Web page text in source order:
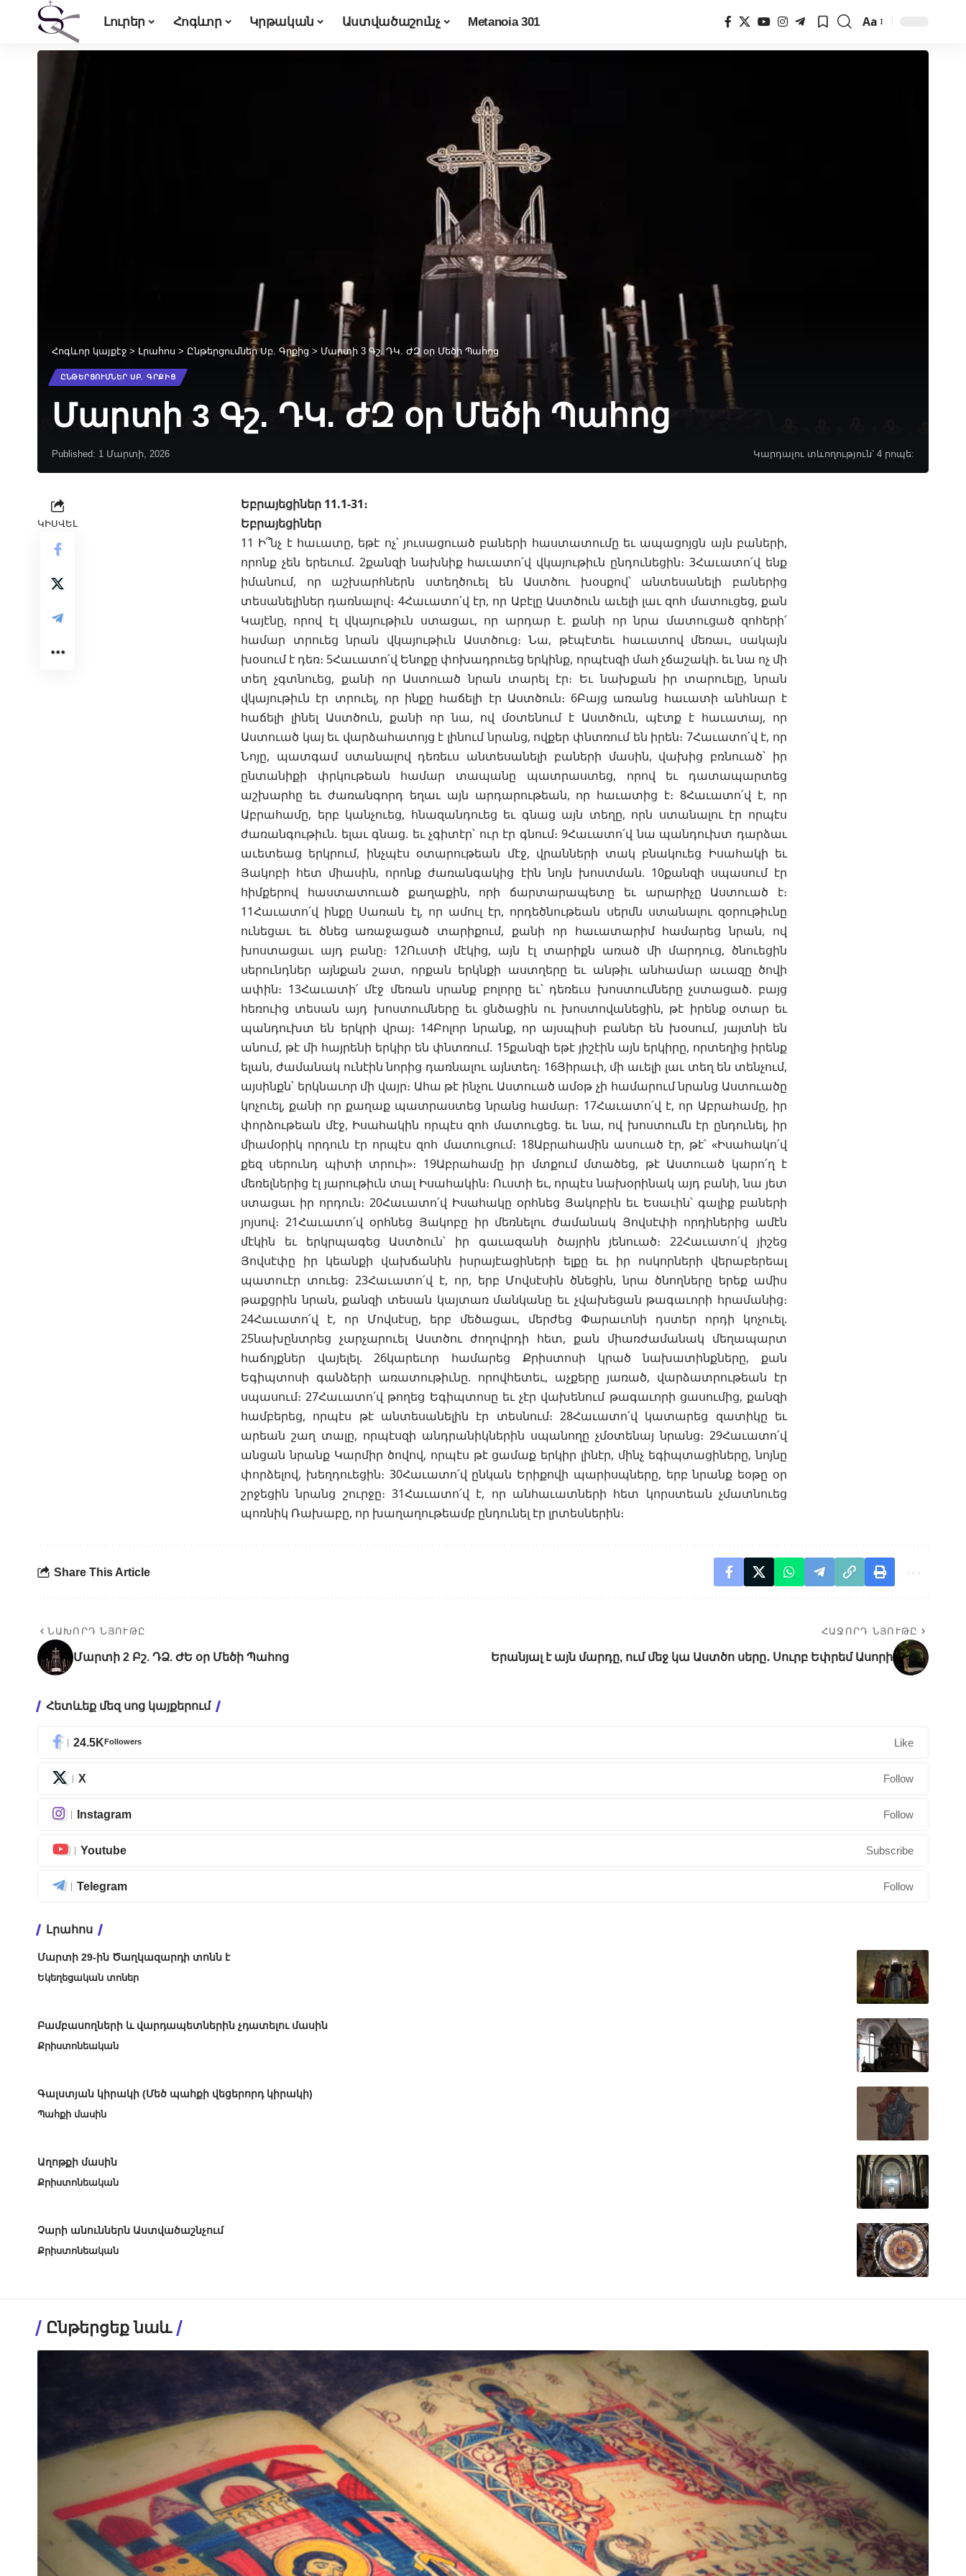
Լուրեր Հոգևոր Կրթական Աստվածաշունչ Metanoia 301
Font
Resizer
Aa
Հոգևոր կայքէջ > Լրահոս > Ընթերցումներ Սբ. Գրքից > Մարտի 3 Գշ. ԴԿ. ԺԶ օր Մեծի Պահոց
ԸՆԹԵՐՑՈՒՄՆԵՐ ՍԲ. ԳՐՔԻՑ
Մարտի 3 Գշ. ԴԿ. ԺԶ օր Մեծի Պահոց
Published: 1 Մարտի, 2026 Կարդալու տևողություն՝ 4 րոպե:
ԿԻՍՎԵԼ
Եբրայեցիներ 11.1‐31։
Եբրայեցիներ
11 Ի՞նչ է հաւատը, եթէ ոչ՝ յուսացուած բաների հաստատումը եւ ապացոյցն այն բաների,
որոնք չեն երեւում. 2քանզի նախնիք հաւատո՛վ վկայութիւն ընդունեցին։ 3Հաւատո՛վ ենք
իմանում, որ աշխարհներն ստեղծուել են Աստծու խօսքով՝ անտեսանելի բաներից
տեսանելիներ դառնալով։ 4Հաւատո՛վ էր, որ Աբէլը Աստծուն աւելի լաւ զոհ մատուցեց, քան
Կայէնը, որով էլ վկայութիւն ստացաւ, որ արդար է. քանի որ նրա մատուցած զոհերի՛
համար տրուեց նրան վկայութիւն Աստծուց։ Նա, թէպէտեւ հաւատով մեռաւ, սակայն
խօսում է դեռ։ 5Հաւատո՛վ Ենոքը փոխադրուեց երկինք, որպէսզի մահ չճաշակի. եւ նա ոչ մի
տեղ չգտնուեց, քանի որ Աստուած նրան տարել էր։ Եւ նախքան իր տարուելը, նրան
վկայութիւն էր տրուել, որ ինքը հաճելի էր Աստծուն։ 6Բայց առանց հաւատի անհնար է
հաճելի լինել Աստծուն, քանի որ նա, ով մօտենում է Աստծուն, պէտք է հաւատայ, որ
Աստուած կայ եւ վարձահատոյց է լինում նրանց, ովքեր փնտռում են իրեն։ 7Հաւատո՛վ է, որ
Նոյը, պատգամ ստանալով դեռեւս անտեսանելի բաների մասին, վախից բռնուած՝ իր
ընտանիքի փրկութեան համար տապանը պատրաստեց, որով եւ դատապարտեց
աշխարհը եւ ժառանգորդ եղաւ այն արդարութեան, որ հաւատից է։ 8Հաւատո՛վ է, որ
Աբրահամը, երբ կանչուեց, հնազանդուեց եւ գնաց այն տեղը, որն ստանալու էր որպէս
ժառանգութիւն. ելաւ գնաց. եւ չգիտէր՝ ուր էր գնում։ 9Հաւատո՛վ նա պանդուխտ դարձաւ
աւետեաց երկրում, ինչպէս օտարութեան մէջ, վրանների տակ բնակուեց Իսահակի եւ
Յակոբի հետ միասին, որոնք ժառանգակից էին նոյն խոստման. 10քանզի սպասում էր
հիմքերով հաստատուած քաղաքին, որի ճարտարապետը եւ արարիչը Աստուած է։
11Հաւատո՛վ ինքը Սառան էլ, որ ամուլ էր, որդեծնութեան սերմն ստանալու զօրութիւնը
ունեցաւ եւ ծնեց առաջացած տարիքում, քանի որ հաւատարիմ համարեց նրան, ով
խոստացաւ այդ բանը։ 12Ուստի մէկից, այն էլ տարիքն առած մի մարդուց, ծնուեցին
սերունդներ այնքան շատ, որքան երկնքի աստղերը եւ անթիւ անհամար աւազը ծովի
ափին։ 13Հաւատի՛ մէջ մեռան սրանք բոլորը եւ՝ դեռեւս խոստումները չստացած. բայց
հեռուից տեսան այդ խոստումները եւ ցնծացին ու խոստովանեցին, թէ իրենք օտար եւ
պանդուխտ են երկրի վրայ։ 14Բոլոր նրանք, որ այսպիսի բաներ են խօսում, յայտնի են
անում, թէ մի հայրենի երկիր են փնտռում. 15քանզի եթէ յիշէին այն երկիրը, որտեղից իրենք
ելան, ժամանակ ունէին նորից դառնալու այնտեղ։ 16Յիրաւի, մի աւելի լաւ տեղ են տենչում,
այսինքն՝ երկնաւոր մի վայր։ Ահա թէ ինչու Աստուած ամօթ չի համարում նրանց Աստուածը
կոչուել, քանի որ քաղաք պատրաստեց նրանց համար։ 17Հաւատո՛վ է, որ Աբրահամը, իր
փորձութեան մէջ, Իսահակին որպէս զոհ մատուցեց. եւ նա, ով խոստումն էր ընդունել, իր
միամօրիկ որդուն էր որպէս զոհ մատուցում։ 18Աբրահամին ասուած էր, թէ՝ «Իսահակո՛վ
քեզ սերունդ պիտի տրուի»։ 19Աբրահամը իր մտքում մտածեց, թէ Աստուած կարո՛ղ է
մեռելներից էլ յարութիւն տալ Իսահակին։ Ուստի եւ, որպէս նախօրինակ այդ բանի, նա յետ
ստացաւ իր որդուն։ 20Հաւատո՛վ Իսահակը օրհնեց Յակոբին եւ Եսաւին՝ գալիք բաների
յոյսով։ 21Հաւատո՛վ օրհնեց Յակոբը իր մեռնելու ժամանակ Յովսէփի որդիներից ամէն
մէկին եւ երկրպագեց Աստծուն՝ իր գաւազանի ծայրին յենուած։ 22Հաւատո՛վ յիշեց
Յովսէփը իր կեանքի վախճանին իսրայէացիների ելքը եւ իր ոսկորների վերաբերեալ
պատուէր տուեց։ 23Հաւատո՛վ է, որ, երբ Մովսէսին ծնեցին, նրա ծնողները երեք ամիս
թաքցրին նրան, քանզի տեսան կայտառ մանկանը եւ չվախեցան թագաւորի հրամանից։
24Հաւատո՛վ է, որ Մովսէսը, երբ մեծացաւ, մերժեց Փարաւոնի դստեր որդի կոչուել.
25նախընտրեց չարչարուել Աստծու ժողովրդի հետ, քան միառժամանակ մեղապարտ
հաճոյքներ վայելել. 26կարեւոր համարեց Քրիստոսի կրած նախատինքները, քան
Եգիպտոսի գանձերի առատութիւնը. որովհետեւ, աչքերը յառած, վարձատրութեան էր
սպասում։ 27Հաւատո՛վ թողեց Եգիպտոսը եւ չէր վախենում թագաւորի ցասումից, քանզի
համբերեց, որպէս թէ անտեսանելին էր տեսնում։ 28Հաւատո՛վ կատարեց զատիկը եւ
արեան շաղ տալը, որպէսզի անդրանիկներին սպանողը չմօտենայ նրանց։ 29Հաւատո՛վ
անցան նրանք Կարմիր ծովով, որպէս թէ ցամաք երկիր լինէր, մինչ եգիպտացիները, նոյնը
փորձելով, խեղդուեցին։ 30Հաւատո՛վ ընկան Երիքովի պարիսպները, երբ նրանք եօթը օր
շրջեցին նրանց շուրջը։ 31Հաւատո՛վ է, որ անհաւատների հետ կորստեան չմատնուեց
պոռնիկ Ռախաբը, որ խաղաղութեամբ ընդունել էր լրտեսներին։
Share This Article
ՆԱԽՈՐԴ ՆՅՈՒԹԸ
Մարտի 2 Բշ. ԴՁ. ԺԵ օր Մեծի Պահոց
ՀԱՋՈՐԴ ՆՅՈՒԹԸ
Երանյալ է այն մարդը, ում մեջ կա Աստծո սերը․ Սուրբ Եփրեմ Ասորի
Հետևեք մեզ սոց կայքերում
24.5KFollowers Like
X Follow
Instagram Follow
Youtube Subscribe
Telegram Follow
Լրահոս
Մարտի 29-ին Ծաղկազարդի տոնն է
Եկեղեցական տոներ
Բամբասողների և վարդապետներին չդատելու մասին
Քրիստոնեական
Գալստյան կիրակի (Մեծ պահքի վեցերորդ կիրակի)
Պահքի մասին
Աղոթքի մասին
Քրիստոնեական
Չարի անուններն Աստվածաշնչում
Քրիստոնեական
Ընթերցեք նաև